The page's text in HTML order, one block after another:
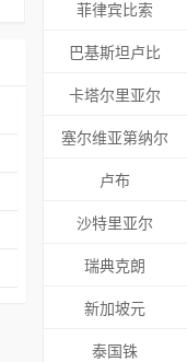
菲律宾比索
巴基斯坦卢比
卡塔尔里亚尔
塞尔维亚第纳尔
卢布
沙特里亚尔
瑞典克朗
新加坡元
泰国铢